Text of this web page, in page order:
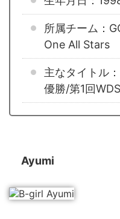
所属チーム：
One All Stars
主なタイトル
優勝/第1回
Ayumi